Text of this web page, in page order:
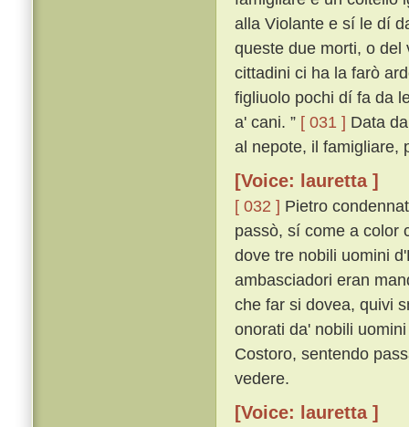
alla Violante e sí le dí
queste due morti, o del
cittadini ci ha la farò
figliuolo pochi dí fa da
a' cani. ” [ 031 ] Data
al nepote, il famigliare,
[Voice: lauretta ]
[ 032 ] Pietro
passò, sí come a color
dove tre nobili uomini
ambasciadori eran
che far si dovea, quivi
onorati da' nobili
Costoro, sentendo
vedere.
[Voice: lauretta ]